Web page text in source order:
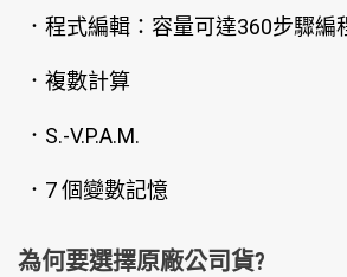
．程式編輯：容量可達360步驟編
．複數計算
．S.-V.P.A.M.
．7 個變數記憶
為何要選擇原廠公司貨?